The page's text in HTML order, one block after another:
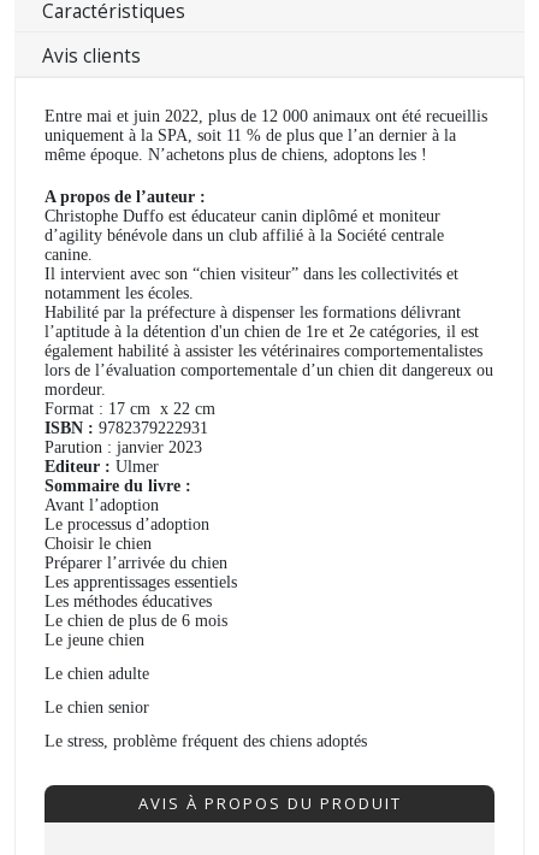
Caractéristiques
Avis clients
Entre mai et juin 2022, plus de 12 000 animaux ont été recueillis
uniquement à la SPA, soit 11 % de plus que l’an dernier à la
même époque. N’achetons plus de chiens, adoptons les !
A propos de l’auteur :
Christophe Duffo est éducateur canin diplômé et moniteur
d’agility bénévole dans un club affilié à la Société centrale
canine.
Il intervient avec son “chien visiteur” dans les collectivités et
notamment les écoles.
Habilité par la préfecture à dispenser les formations délivrant
l’aptitude à la détention d'un chien de 1re et 2e catégories, il est
également habilité à assister les vétérinaires comportementalistes
lors de l’évaluation comportementale d’un chien dit dangereux ou
mordeur.
Format : 17 cm x 22 cm
ISBN : 9782379222931
Parution : janvier 2023
Editeur : Ulmer
Sommaire du livre :
Avant l’adoption
Le processus d’adoption
Choisir le chien
Préparer l’arrivée du chien
Les apprentissages essentiels
Les méthodes éducatives
Le chien de plus de 6 mois
Le jeune chien
Le chien adulte
Le chien senior
Le stress, problème fréquent des chiens adoptés
AVIS À PROPOS DU PRODUIT